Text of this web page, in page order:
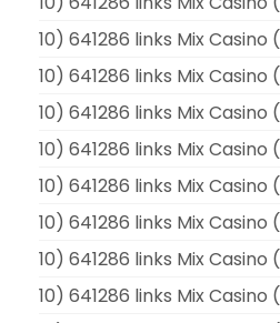
10) 641286 links Mix Casino
10) 641286 links Mix Casino
10) 641286 links Mix Casino
10) 641286 links Mix Casino
10) 641286 links Mix Casino
10) 641286 links Mix Casino
10) 641286 links Mix Casino
10) 641286 links Mix Casino